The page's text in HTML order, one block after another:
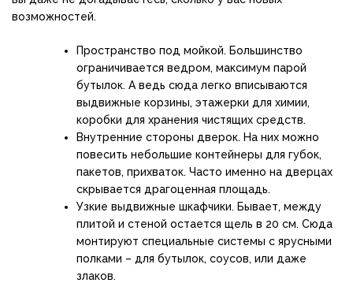
возможностей.
Пространство под мойкой. Большинство
ограничивается ведром, максимум парой
бутылок. А ведь сюда легко вписываются
выдвижные корзины, этажерки для химии,
коробки для хранения чистящих средств.
Внутренние стороны дверок. На них можно
повесить небольшие контейнеры для губок,
пакетов, прихваток. Часто именно на дверцах
скрывается драгоценная площадь.
Узкие выдвижные шкафчики. Бывает, между
плитой и стеной остается щель в 20 см. Сюда
монтируют специальные системы с ярусными
полками – для бутылок, соусов, или даже
злаков.